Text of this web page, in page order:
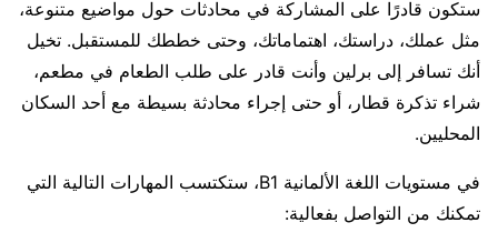
ستكون قادرًا على المشاركة في محادثات حول مواضيع متنوعة،
مثل عملك، دراستك، اهتماماتك، وحتى خططك للمستقبل. تخيل
أنك تسافر إلى برلين وأنت قادر على طلب الطعام في مطعم،
شراء تذكرة قطار، أو حتى إجراء محادثة بسيطة مع أحد السكان
المحليين.
في مستويات اللغة الألمانية B1، ستكتسب المهارات التالية التي
تمكنك من التواصل بفعالية: